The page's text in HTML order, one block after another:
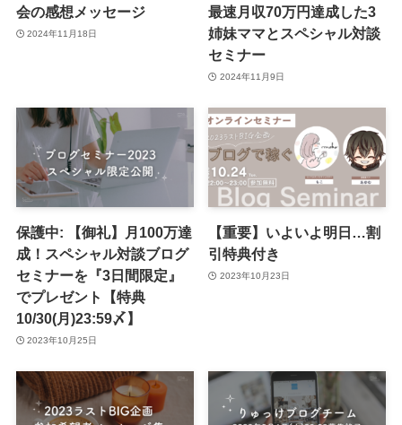
会の感想メッセージ
2024年11月18日
最速月収70万円達成した3
姉妹ママとスペシャル対談
セミナー
2024年11月9日
保護中: 【御礼】月100万達
成！スペシャル対談ブログ
セミナーを『3日間限定』
でプレゼント【特典
10/30(月)23:59〆】
2023年10月25日
【重要】いよいよ明日…割
引特典付き
2023年10月23日